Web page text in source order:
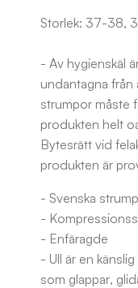
Storlek: 37-38,
- Av hygienskäl
undantagna från
strumpor måste
produkten helt
Bytesrätt vid
produkten är
- Svenska
-
- Enfäragde
- Ull är en
som glappar,